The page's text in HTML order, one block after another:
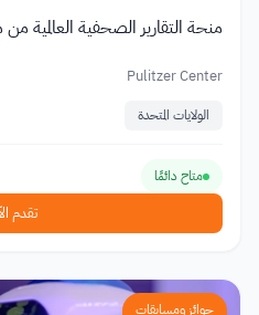
منحة التقارير الصحفية العالمية من
Pulitzer Center
الولايات المتحدة
متاح دائمًا
تقدم
جوائز ومسابقات